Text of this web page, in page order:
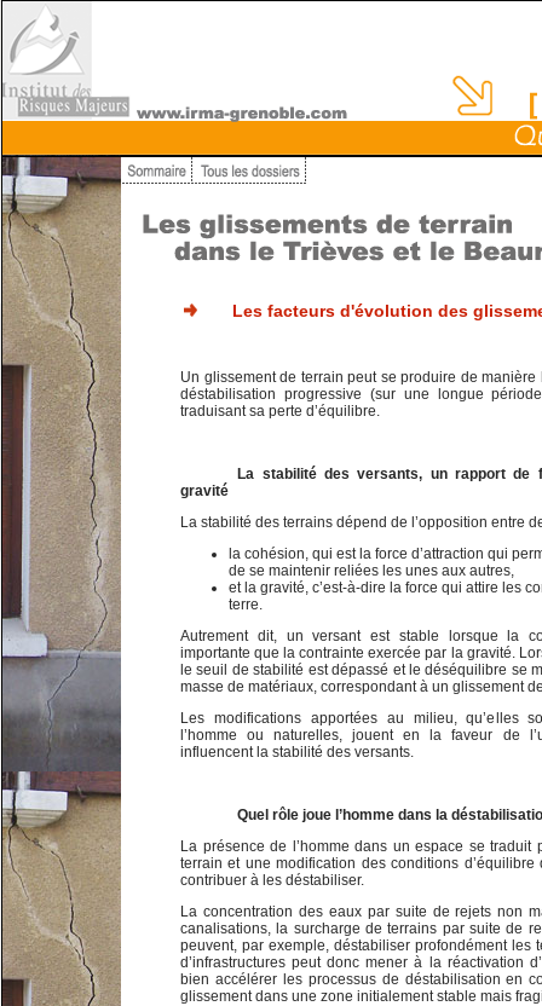
Les facteurs d'évolution des
Un glissement de terrain peut se produire de
déstabilisation progressive (sur une longue
traduisant sa perte d’équilibre.
La stabilité des versants, un rapport de
gravité
La stabilité des terrains dépend de l’opposition entre
la cohésion, qui est la force d’attraction qui
de se maintenir reliées les unes aux autres,
et la gravité, c’est-à-dire la force qui attire les
terre.
Autrement dit, un versant est stable lorsque la
importante que la contrainte exercée par la gravité.
le seuil de stabilité est dépassé et le déséquilibre se
masse de matériaux, correspondant à un glissement
Les modifications apportées au milieu, qu’elles
l’homme ou naturelles, jouent en la faveur de
influencent la stabilité des versants.
Quel rôle joue l’homme dans la
La présence de l’homme dans un espace se traduit
terrain et une modification des conditions
contribuer à les déstabiliser.
La concentration des eaux par suite de rejets non
canalisations, la surcharge de terrains par suite de
peuvent, par exemple, déstabiliser profondément les
d’infrastructures peut donc mener à la réactivation
bien accélérer les processus de déstabilisation en
glissement dans une zone initialement stable mais